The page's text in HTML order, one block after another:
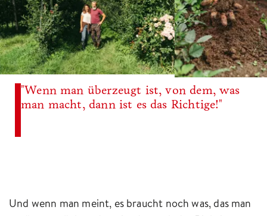
"Wenn man überzeugt ist, von dem, was
man macht, dann ist es das Richtige!"
Und wenn man meint, es braucht noch was, das man